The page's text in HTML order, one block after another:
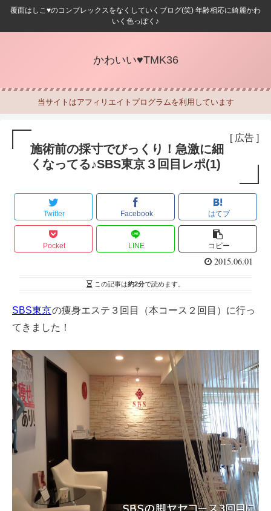
覆面はしこ♥のコンプレックスをなくしていくブログ(笑) 年齢相応に綺麗かわ
いく色っぽく♪
かわいい♥TMK36
当サイトはアフィリエイトプログラムを利用しています
[ 広告 ]
施術前の採寸でびっくり！急激に細
くなってる♪SBS東京３回目レポ(1)
Twitter Facebook はてブ
Pocket LINE コピー
2015.06.01
この記事は約2分で読めます。
SBS東京の痩身エステ３回目（本コース２回目）に行っ
てきました！